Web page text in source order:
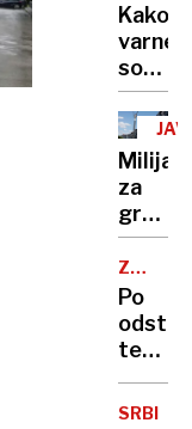
Kako
varne
so
šole
in
za
končno
na
mizi
NAPAKA
Po
postal
invalid
SRBIJA